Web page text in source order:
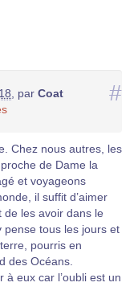
#
par Coat
Chez nous autres, les
de Dame la
et voyageons
il suffit d’aimer
de les avoir dans le
pense tous les jours et
pourris en
des Océans.
à eux car l’oubli est un